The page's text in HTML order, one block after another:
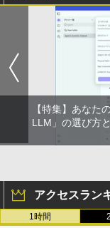
【特集】あなた
LLM」の選び方
アクセスラン
1時間